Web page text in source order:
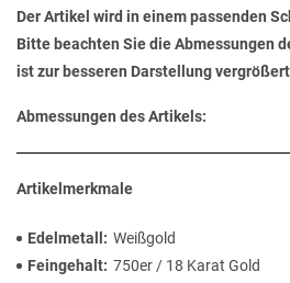
Der Artikel wird in einem passenden
Bitte beachten Sie die Abmessungen
ist zur besseren Darstellung
Abmessungen des Artikels:
Artikelmerkmale
Edelmetall
Weißgold
Feingehalt 750er / 18 Karat Gold